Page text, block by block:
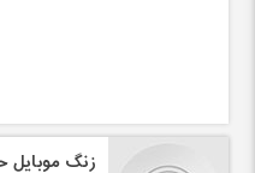
زنگ موبایل